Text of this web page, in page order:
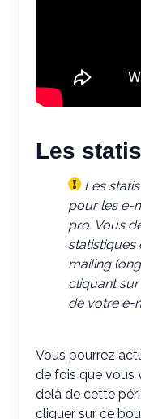
Les
Les
pour les e-
pro. Vous
statistiques
mailing
cliquant
de votre e-
Vous pourrez
de fois que vous
delà de cette
cliquer sur ce